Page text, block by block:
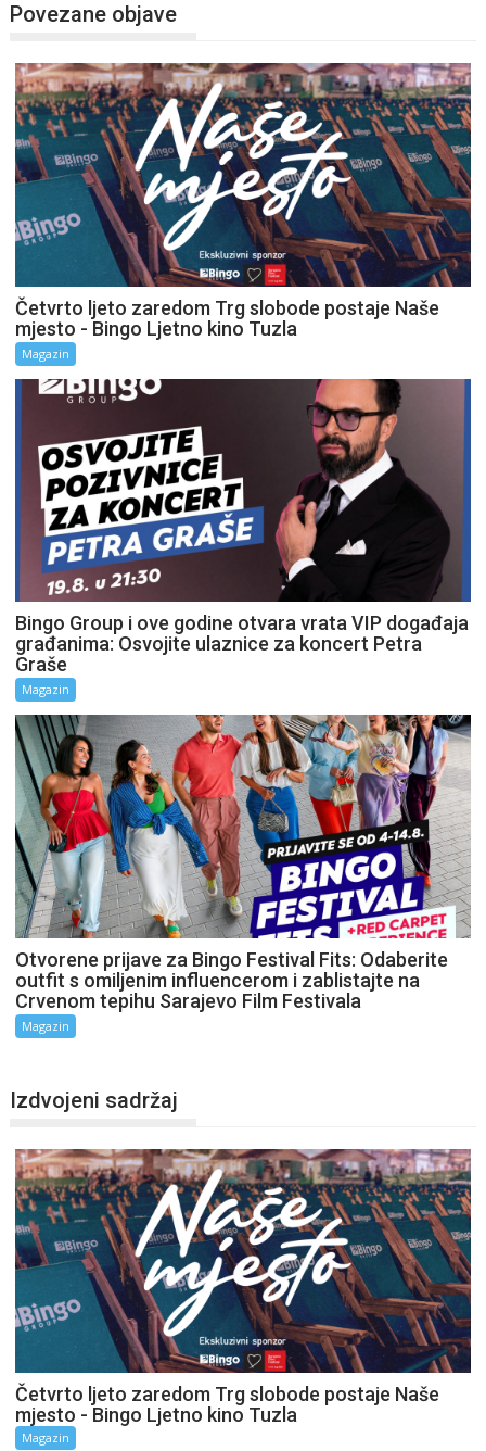
Povezane objave
Četvrto ljeto zaredom Trg slobode postaje Naše
mjesto - Bingo Ljetno kino Tuzla
Magazin
Bingo Group i ove godine otvara vrata VIP događaja
građanima: Osvojite ulaznice za koncert Petra
Graše
Magazin
Otvorene prijave za Bingo Festival Fits: Odaberite
outfit s omiljenim influencerom i zablistajte na
Crvenom tepihu Sarajevo Film Festivala
Magazin
Izdvojeni sadržaj
Četvrto ljeto zaredom Trg slobode postaje Naše
mjesto - Bingo Ljetno kino Tuzla
Magazin